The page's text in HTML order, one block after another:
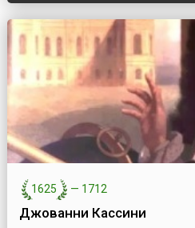
1625 — 1712
Джованни Кассини